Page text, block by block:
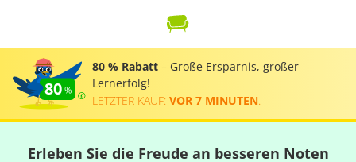
80
80 % Rabatt – Große Ersparnis, großer
Lernerfolg!
LETZTER KAUF: VOR 7 MINUTEN
Erleben Sie die Freude an besseren Noten